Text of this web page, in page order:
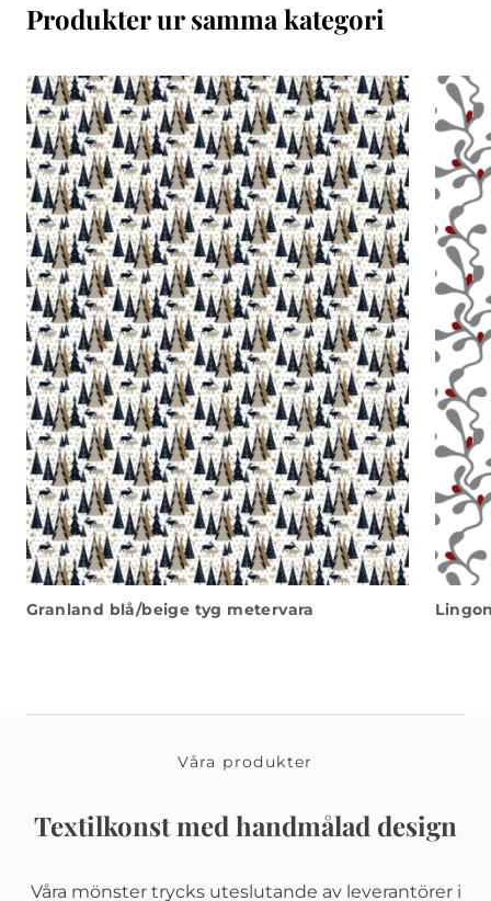
Produkter ur samma kategori
Granland blå/beige tyg metervara
Våra produkter
Textilkonst med handmålad design
Våra mönster trycks uteslutande av leverantörer i